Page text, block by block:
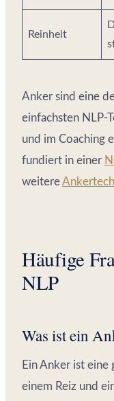
Reinheit
Anker sind eine
einfachsten NLP-
und im Coaching
fundiert in einer
weitere
Häufige
NLP
Was ist ein
Ein Anker ist
einem Reiz und